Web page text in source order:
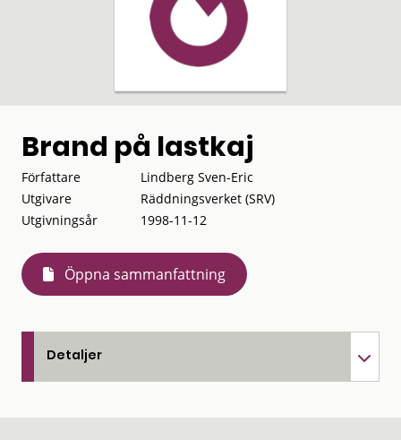
Brand på lastkaj
Författare
Lindberg Sven-Eric
Utgivare
Räddningsverket (SRV)
Utgivningsår
1998-11-12
Öppna sammanfattning
Detaljer